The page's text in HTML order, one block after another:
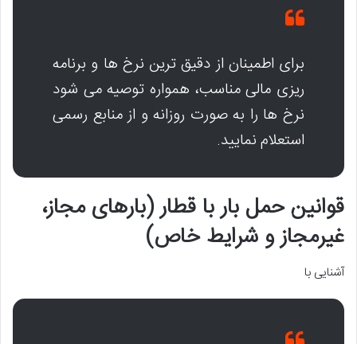
برای اطمینان از دقیق ترین نرخ ها و برنامه
ریزی مالی مناسب، همواره توصیه می شود
نرخ ها را به صورت روزانه و از منابع رسمی
استعلام نمایید.
قوانین حمل بار با قطار (بارهای مجاز،
غیرمجاز و شرایط خاص)
آشنایی با